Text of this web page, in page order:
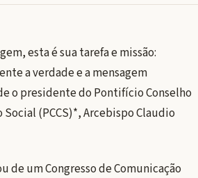
esta é sua tarefa e missão:
a verdade e a mensagem
o presidente do Pontifício Conselho
Social (PCCS)*, Arcebispo Claudio
de um Congresso de Comunicação